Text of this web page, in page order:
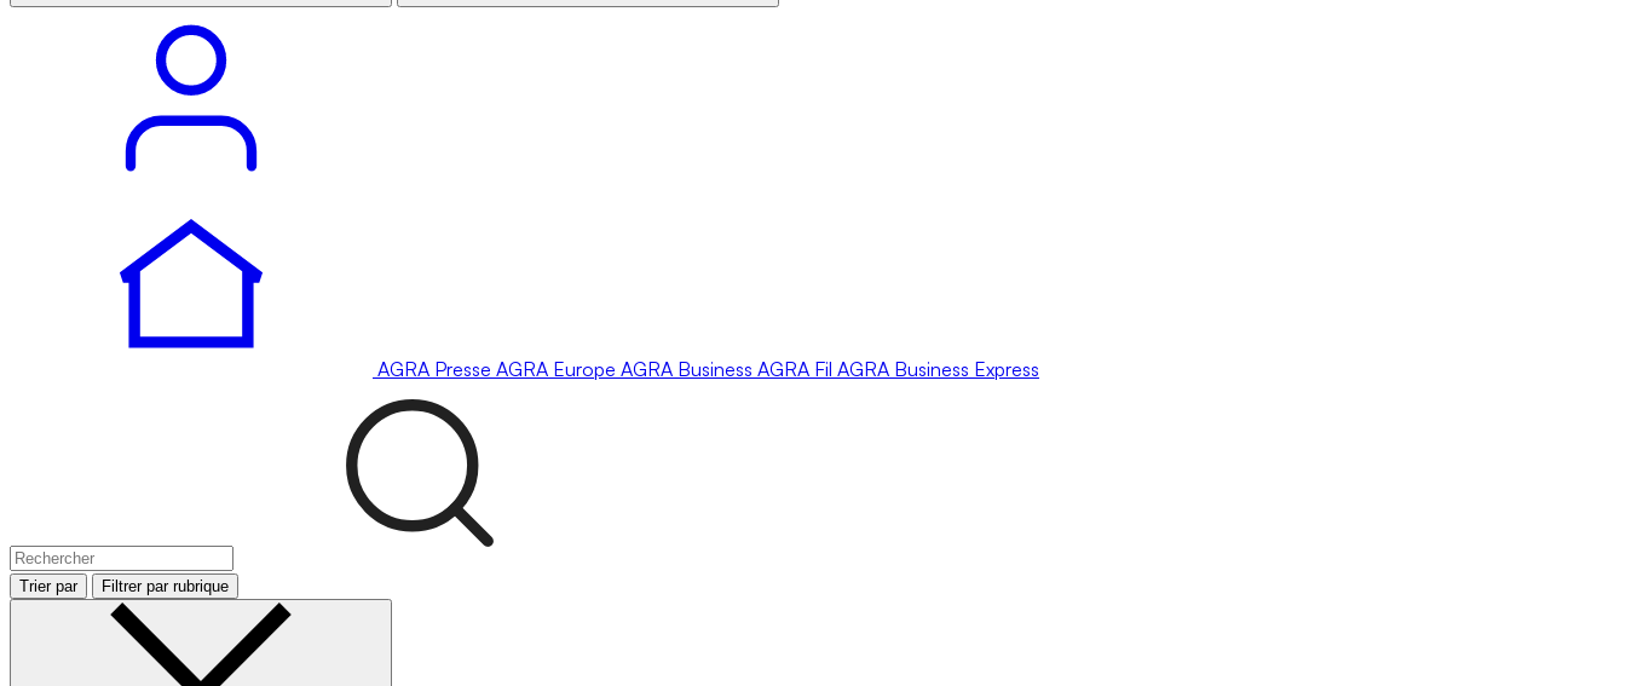
AGRA Presse AGRA Europe AGRA Business AGRA Fil AGRA Business Express
Trier par Filtrer par rubrique